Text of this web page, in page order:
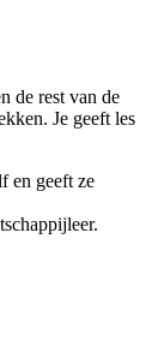
de rest van de
Je geeft les
en geeft ze